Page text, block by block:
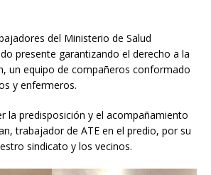
del Ministerio de Salud
presente garantizando el derecho a la
un equipo de compañeros conformado
y enfermeros.
la predisposición y el acompañamiento
trabajador de ATE en el predio, por su
sindicato y los vecinos.